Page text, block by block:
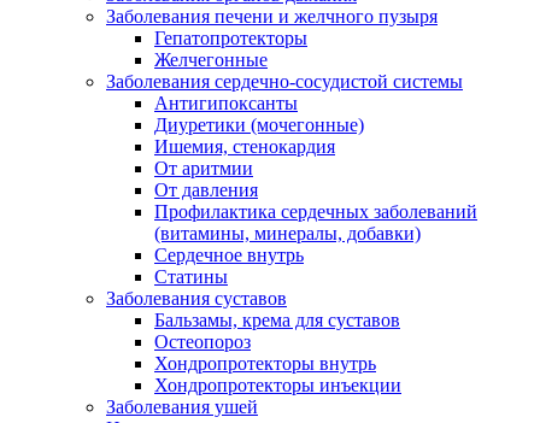
Заболевания печени и желчного пузыря
Гепатопротекторы
Желчегонные
Заболевания сердечно-сосудистой системы
Антигипоксанты
Диуретики (мочегонные)
Ишемия, стенокардия
От аритмии
От давления
Профилактика сердечных заболеваний
(витамины, минералы, добавки)
Сердечное внутрь
Статины
Заболевания суставов
Бальзамы, крема для суставов
Остеопороз
Хондропротекторы внутрь
Хондропротекторы инъекции
Заболевания ушей